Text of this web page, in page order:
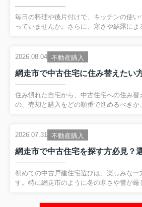
毎日の料理や後片付けで、キッチンの使い
っていませんか。さらに、寒さや結露によ
か、なかなかイメージしづらいものです。
ン本体の交換から、水回りや内装など部分
例まで、分かりやすく整理してご紹介し
った工事内容と予算の考え方を押さえてお
計画で満足度の高いリフォームにつなげや
らキッチン周りのリフォームを検討される
2026.08.04 不動産購入
住み慣れた自宅から、中古住宅への住み替
の、売却と購入をどの順番で進めるべきか
のライフスタイルに合うのかも気になると
事では、網走市で中古戸建住宅への住み替
向けて、エリア特有の気候や住環境の特
際のポイント、そして現在の自宅の売却と
進めるための基本ステップまで、順を追
ます。公的支援制度や市場動向にも触れな
2026.07.31 不動産購入
初めての中古戸建住宅選びは、楽しみな
す。特に網走市のように冬の寒さや雪が厳
し、ポイントを押さえて情報収集すれば、